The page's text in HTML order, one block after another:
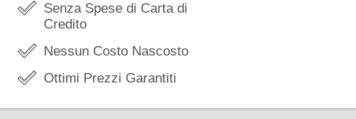
Senza Spese di Carta di
Credito
Nessun Costo Nascosto
Ottimi Prezzi Garantiti